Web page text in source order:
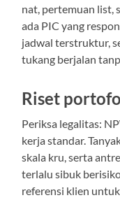
nat, pertemuan list,
ada PIC yang
jadwal terstruktur,
tukang berjalan
Riset
Periksa legalitas:
kerja standar.
skala kru, serta
terlalu sibuk
referensi klien